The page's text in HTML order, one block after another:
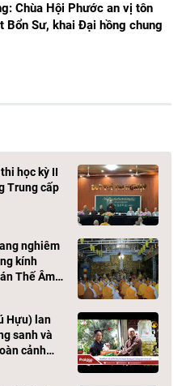
Chùa Hội Phước an vị tôn
Bổn Sư, khai Đại hồng chung
học kỳ II
Trung cấp
nghiêm
kính
Thế Âm
Hựu) lan
sanh và
cảnh